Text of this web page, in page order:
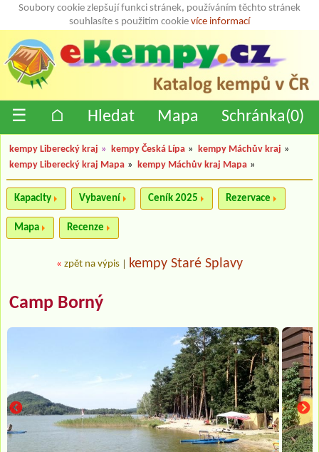
Soubory cookie zlepšují funkci stránek, používáním těchto stránek
souhlasíte s použitím cookie více informací
☰ ⌂ Hledat Mapa Schránka(0)
kempy Liberecký kraj » kempy Česká Lípa » kempy Máchův kraj »
kempy Liberecký kraj Mapa » kempy Máchův kraj Mapa »
Kapacity Vybavení Ceník 2025 Rezervace
Mapa Recenze
« zpět na výpis kempy Staré Splavy
Camp Borný